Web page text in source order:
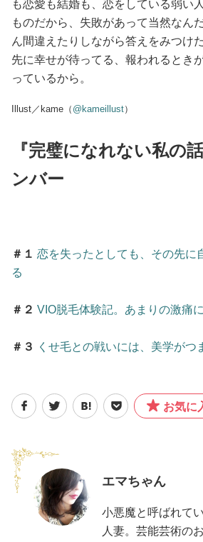
も恋愛も結婚も、恋をしている弱い
ものだから、失敗があって当然なん
ん間違えたりしながら答えをみつけ
先に幸せが待ってる、報われるとき
っているから。
Illust／kame（ @kameillust）
『完璧になれない私の
ンバー
＃１ 恋を失ったとしても、その先に
る
＃２ VIO脱毛体験記。あまりの激痛
＃３ くせ毛との戦いには、美学がつ
お気に
エマちゃん
小悪魔と呼ばれて
人妻。芸能芸術の